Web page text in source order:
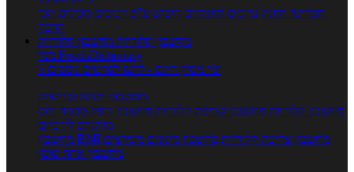
תפריטי תזונה ערכים תזונתיים חיפוש ע"פ רכיבים מכילים הכי
הרבה
מחשבון קלוריות מחשבון קלוריות
מנוי FoodsDictionary
5 ימי ניסיון חינם - לחצו לפרטים נוספים
מחשבוני תזונה ובריאות
מחשבון קלוריות מחשבון שריפת קלוריות מחשבון דופק מטרה יחס
מותניים לירכיים
מחשבון BMI
מחשבון צריכת קלוריות מחשבון מינונים מומלצים
מחשבון אחוז שומן